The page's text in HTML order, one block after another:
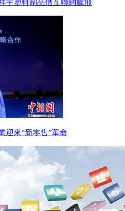
宇塑料制品借互聯網騰飛
迎來“新零售”革命